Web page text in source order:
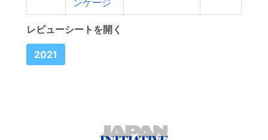
ンケージ
レビューシートを開く
2021